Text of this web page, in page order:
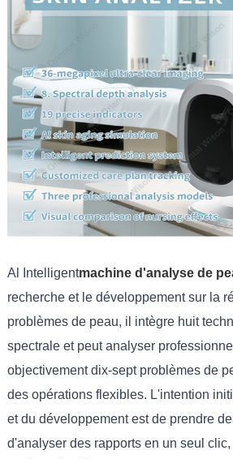
Al Intelligentmachine d'analyse de
recherche et le développement sur la
problèmes de peau, il intègre huit
spectrale et peut analyser
objectivement dix-sept problèmes de
des opérations flexibles. L'intention
et du développement est de prendre
d'analyser des rapports en un seul